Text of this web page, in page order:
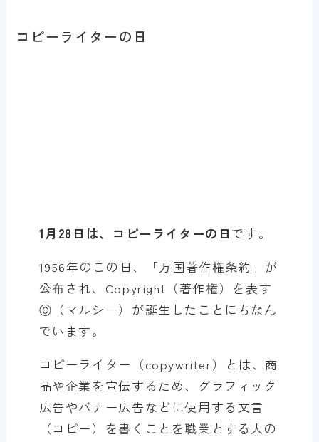
コピーライターの日
1月28日は、コピーライターの日 です。
1956年のこの日、「万国著作権条約」が
公布され、Copyright（著作権）を表す
Ⓒ（マルシー）が誕生したことにちなん
でいます。
コピーライター（copywriter）とは、商
品や企業を宣伝するため、グラフィック
広告やバナー広告などに使用する文言
（コピー）を書くことを職業とする人の